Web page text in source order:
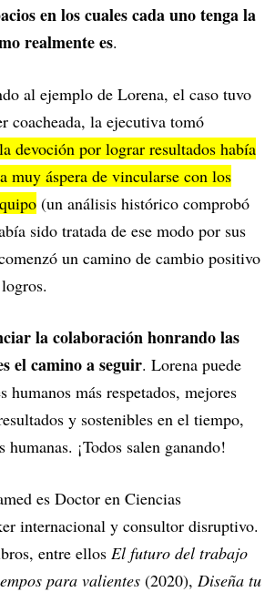
en los cuales cada uno tenga la
realmente es.
al ejemplo de Lorena, el caso tuvo
coacheada, la ejecutiva tomó
la devoción por lograr resultados había
muy áspera de vincularse con los
(un análisis histórico comprobó
sido tratada de ese modo por sus
un camino de cambio positivo
la colaboración honrando las
el camino a seguir. Lorena puede
humanos más respetados, mejores
y sostenibles en el tiempo,
humanas. ¡Todos salen ganando!
es Doctor en Ciencias
internacional y consultor disruptivo.
entre ellos El futuro del trabajo
para valientes (2020), Diseña tu